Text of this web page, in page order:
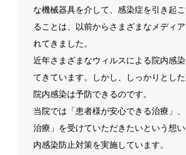
な機械器具を介して、感染症を引き起
ることは、以前からさまざまなメディ
れてきました。
近年さまざまなウィルスによる院内感
てきています。しかし、しっかりとし
院内感染は予防できるのです。
当院では「患者様が安心できる治療」
治療」を受けていただきたいという想
内感染防止対策を実施しています。